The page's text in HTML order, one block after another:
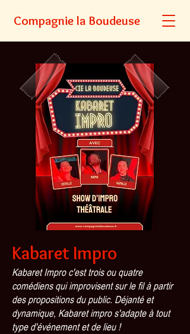
Compagnie la Boudeuse
Kabaret Impro
Kabaret Impro c'est trois ou quatre
comédiens qui improvisent sur le fil à partir
des propositions du public. Déjanté et
dynamique, Kabaret impro s'adapte à tout
type d'événement et de lieu !